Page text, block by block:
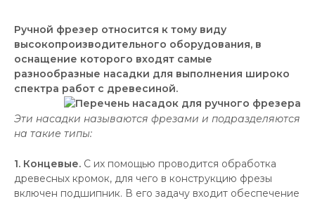
Ручной фрезер относится к тому виду
высокопроизводительного оборудования, в
оснащение которого входят самые
разнообразные насадки для выполнения широко
спектра работ с древесиной.
Эти насадки называются фрезами и подразделяются
на такие типы:
1. Концевые. С их помощью проводится обработка
древесных кромок, для чего в конструкцию фрезы
включен подшипник. В его задачу входит обеспечение